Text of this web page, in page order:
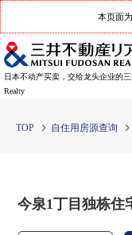
本页面
日本不动产买卖，交给龙头企业的
Realty
TOP 自住用房源查询
今泉1丁目独栋住